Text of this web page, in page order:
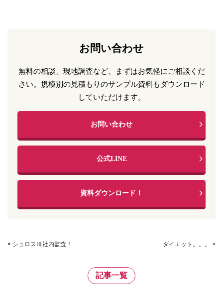
お問い合わせ
無料の相談、現地調査など、まずはお気軽にご相談くだ
さい。 規模別の見積もりのサンプル資料もダウンロード
していただけます。
お問い合わせ
公式LINE
資料ダウンロード！
< シュロスⅢ社内監査！ ダイエット。。。 >
記事一覧